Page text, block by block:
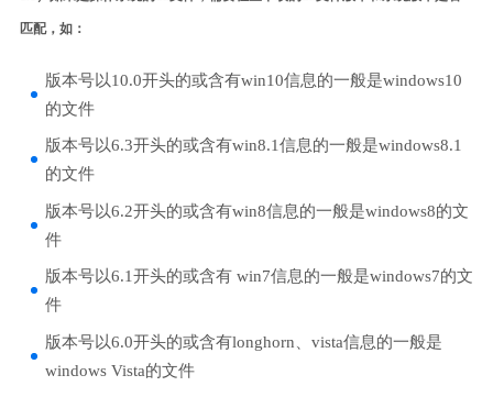
匹配，如：
版本号以10.0开头的或含有win10信息的一般是windows10
的文件
版本号以6.3开头的或含有win8.1信息的一般是windows8.1
的文件
版本号以6.2开头的或含有win8信息的一般是windows8的文
件
版本号以6.1开头的或含有 win7信息的一般是windows7的文
件
版本号以6.0开头的或含有longhorn、vista信息的一般是
windows Vista的文件